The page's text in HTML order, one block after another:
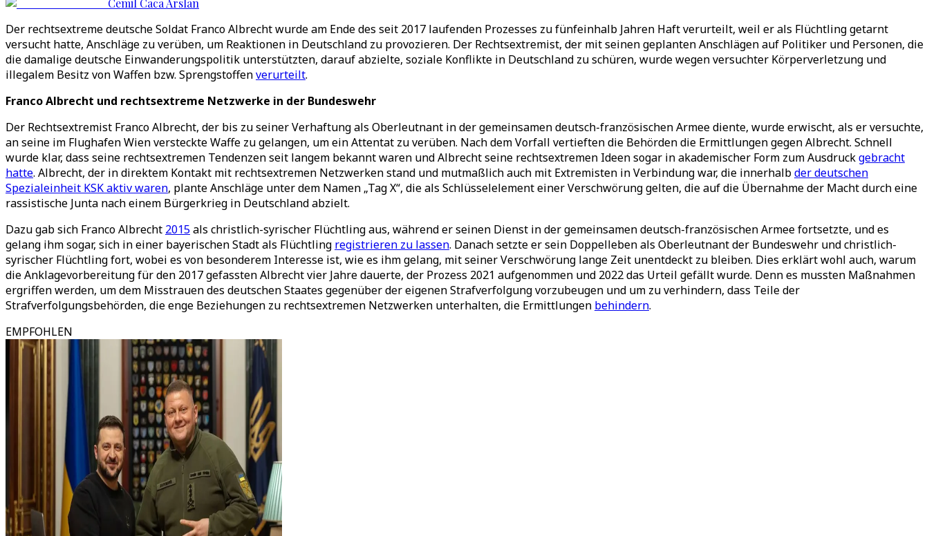
Cemil Caca Arslan
Der rechtsextreme deutsche Soldat Franco Albrecht wurde am Ende des seit 2017 laufenden Prozesses zu fünfeinhalb Jahren Haft verurteilt, weil er als Flüchtling getarnt
versucht hatte, Anschläge zu verüben, um Reaktionen in Deutschland zu provozieren. Der Rechtsextremist, der mit seinen geplanten Anschlägen auf Politiker und Personen, die
die damalige deutsche Einwanderungspolitik unterstützten, darauf abzielte, soziale Konflikte in Deutschland zu schüren, wurde wegen versuchter Körperverletzung und
illegalem Besitz von Waffen bzw. Sprengstoffenverurteilt.
Franco Albrecht und rechtsextreme Netzwerke in der Bundeswehr
Der Rechtsextremist Franco Albrecht, der bis zu seiner Verhaftung als Oberleutnant in der gemeinsamen deutsch-französischen Armee diente, wurde erwischt, als er versuchte,
an seine im Flughafen Wien versteckte Waffe zu gelangen, um ein Attentat zu verüben. Nach dem Vorfall vertieften die Behörden die Ermittlungen gegen Albrecht. Schnell
wurde klar, dass seine rechtsextremen Tendenzen seit langem bekannt waren und Albrecht seine rechtsextremen Ideen sogar in akademischer Form zum Ausdruckgebracht
hatte. Albrecht, der in direktem Kontakt mit rechtsextremen Netzwerken stand und mutmaßlich auch mit Extremisten in Verbindung war, die innerhalbder deutschen
Spezialeinheit KSK aktiv waren, plante Anschläge unter dem Namen „Tag X“, die als Schlüsselelement einer Verschwörung gelten, die auf die Übernahme der Macht durch eine
rassistische Junta nach einem Bürgerkrieg in Deutschland abzielt.
Dazu gab sich Franco Albrecht 2015als christlich-syrischer Flüchtling aus, während er seinen Dienst in der gemeinsamen deutsch-französischen Armee fortsetzte, und es
gelang ihm sogar, sich in einer bayerischen Stadt als Flüchtling registrieren zu lassen. Danach setzte er sein Doppelleben als Oberleutnant der Bundeswehr und christlich-
syrischer Flüchtling fort, wobei es von besonderem Interesse ist, wie es ihm gelang, mit seiner Verschwörung lange Zeit unentdeckt zu bleiben. Dies erklärt wohl auch, warum
die Anklagevorbereitung für den 2017 gefassten Albrecht vier Jahre dauerte, der Prozess 2021 aufgenommen und 2022 das Urteil gefällt wurde. Denn es mussten Maßnahmen
ergriffen werden, um dem Misstrauen des deutschen Staates gegenüber der eigenen Strafverfolgung vorzubeugen und um zu verhindern, dass Teile der
Strafverfolgungsbehörden, die enge Beziehungen zu rechtsextremen Netzwerken unterhalten, die Ermittlungen behindern.
EMPFOHLEN